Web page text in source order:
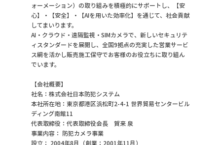
ォーメーション）の取り組みを積極的にサポートし、【安
心】・【安全】・【AIを用いた効率化】を通じて、社会貢献
してまいります。
AI・クラウド・遠隔監視・SIMカメラで、新しいセキュリテ
ィスタンダードを展開し、全国9拠点の充実した営業サービ
ス網を活かし販売施工保守でお客様のお役立ちに取り組ん
でいます。
【会社概要】
社名：株式会社日本防犯システム
本社所在地：東京都港区浜松町2-4-1 世界貿易センタービル
ディング南館11
代表取締役：代表取締役会長　賀来 泉
事業内容： 防犯カメラ事業
設立： 2004年8月（創業：2001年11月）